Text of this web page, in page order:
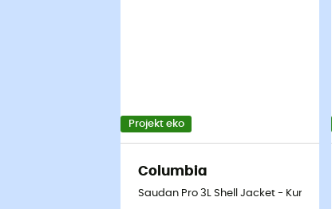
Projekt eko
Columbia
Saudan Pro 3L Shell Jacket - Kurtka